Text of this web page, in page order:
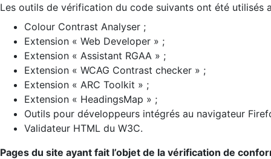
Les outils de vérification du code suivants ont été utilisés
Colour Contrast Analyser ;
Extension « Web Developer » ;
Extension « Assistant RGAA » ;
Extension « WCAG Contrast checker » ;
Extension « ARC Toolkit » ;
Extension « HeadingsMap » ;
Outils pour développeurs intégrés au navigateur
Validateur HTML du W3C.
Pages du site ayant fait l’objet de la vérification de